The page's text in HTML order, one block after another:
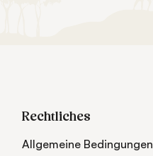
Rechtliches
Allgemeine Bedingungen